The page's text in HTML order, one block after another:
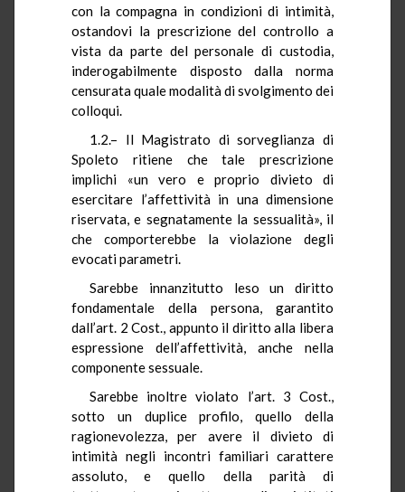
con la compagna in condizioni di intimità,
ostandovi la prescrizione del controllo a
vista da parte del personale di custodia,
inderogabilmente disposto dalla norma
censurata quale modalità di svolgimento dei
colloqui.
1.2.– Il Magistrato di sorveglianza di
Spoleto ritiene che tale prescrizione
implichi «un vero e proprio divieto di
esercitare l’affettività in una dimensione
riservata, e segnatamente la sessualità», il
che comporterebbe la violazione degli
evocati parametri.
Sarebbe innanzitutto leso un diritto
fondamentale della persona, garantito
dall’art. 2 Cost., appunto il diritto alla libera
espressione dell’affettività, anche nella
componente sessuale.
Sarebbe inoltre violato l’art. 3 Cost.,
sotto un duplice profilo, quello della
ragionevolezza, per avere il divieto di
intimità negli incontri familiari carattere
assoluto, e quello della parità di